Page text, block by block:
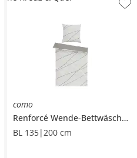
Chambray Piping
como
Renforcé Wende-Bettwäsche
BL 135|200 cm